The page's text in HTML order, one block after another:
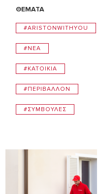
ΘΕΜΑΤΑ
#ARISTONWITHYOU
#NEA
#ΚΑΤΟΙΚIΑ
#ΠΕΡΙΒAΛΛΟΝ
#ΣΥΜΒΟΥΛEΣ